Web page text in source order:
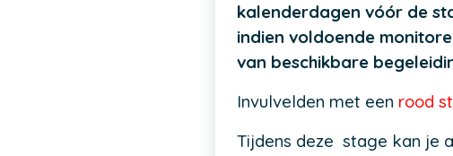
kalenderdagen vóór de
indien voldoende
van beschikbare
Invulvelden met een rood
Tijdens deze stage kan je